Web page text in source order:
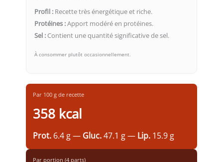
Profil : Recette très énergétique et riche.
Protéines :Apport modéré en protéines.
Sel : Contient une quantité significative de sel.
À consommer plutôt occasionnellement.
Par 100 g de recette
358 kcal
Prot. 6.4 g — Gluc.47.1 g — Lip. 15.9 g
Par portion (4 parts)